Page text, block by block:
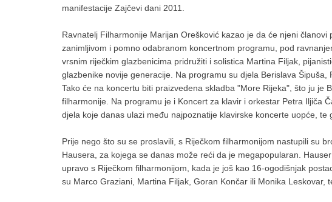
manifestacije Zajčevi dani 2011.
Ravnatelj Filharmonije Marijan Orešković kazao je da će njeni
zanimljivom i pomno odabranom koncertnom programu, pod
vrsnim riječkim glazbenicima pridružiti i solistica Martina Filjak,
glazbenike novije generacije. Na programu su djela Berislava Šipuša,
Tako će na koncertu biti praizvedena skladba "More Rijeka", što ju je
filharmonije. Na programu je i Koncert za klavir i orkestar Petra Iljiča
djela koje danas ulazi među najpoznatije klavirske koncerte uopće, te
Prije nego što su se proslavili, s Riječkom filharmonijom nastupili su
Hausera, za kojega se danas može reći da je megapopularan.
upravo s Riječkom filharmonijom, kada je još kao 16-ogodišnjak
su Marco Graziani, Martina Filjak, Goran Končar ili Monika Leskovar,